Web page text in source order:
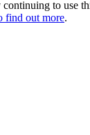
to use
find out more.